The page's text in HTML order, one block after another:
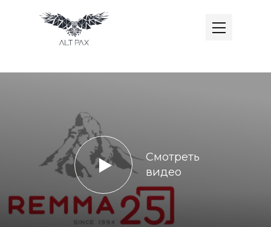
РЕММА 25 ЛЕТ